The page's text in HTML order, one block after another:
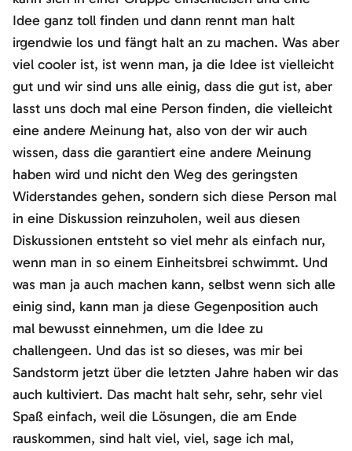
Idee ganz toll finden und dann rennt man halt
irgendwie los und fängt halt an zu machen. Was aber
viel cooler ist, ist wenn man, ja die Idee ist vielleicht
gut und wir sind uns alle einig, dass die gut ist, aber
lasst uns doch mal eine Person finden, die vielleicht
eine andere Meinung hat, also von der wir auch
wissen, dass die garantiert eine andere Meinung
haben wird und nicht den Weg des geringsten
Widerstandes gehen, sondern sich diese Person mal
in eine Diskussion reinzuholen, weil aus diesen
Diskussionen entsteht so viel mehr als einfach nur,
wenn man in so einem Einheitsbrei schwimmt. Und
was man ja auch machen kann, selbst wenn sich alle
einig sind, kann man ja diese Gegenposition auch
mal bewusst einnehmen, um die Idee zu
challengeen. Und das ist so dieses, was mir bei
Sandstorm jetzt über die letzten Jahre haben wir das
auch kultiviert. Das macht halt sehr, sehr, sehr viel
Spaß einfach, weil die Lösungen, die am Ende
rauskommen, sind halt viel, viel, sage ich mal,